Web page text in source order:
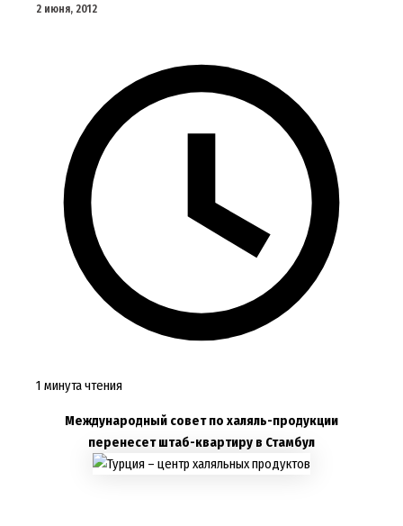
2 июня, 2012
1 минута чтения
Международный совет по халяль-продукции
перенесет штаб-квартиру в Стамбул